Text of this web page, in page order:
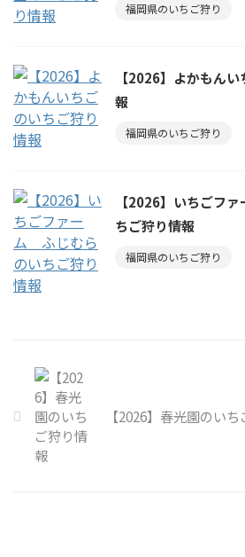
福岡県のいちご狩り
【2026】よかもん
報
福岡県のいちご狩り
【2026】いちごフ
ちご狩り情報
福岡県のいちご狩り
【2026】春光園のい